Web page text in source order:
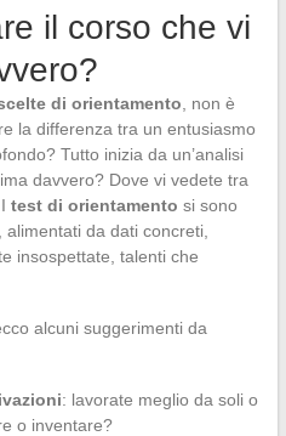
il corso che vi
di orientamento , non è
la differenza tra un entusiasmo
Tutto inizia da un’analisi
davvero? Dove vi vedete tra
test di orientamento si sono
da dati concreti,
insospettate, talenti che
alcuni suggerimenti da
: lavorate meglio da soli o
o inventare?